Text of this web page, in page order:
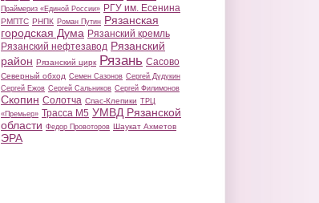
Праймериз «Единой России» РГУ им. Есенина
РМПТС РНПК Роман Путин Рязанская
городская Дума Рязанский кремль
Рязанский нефтезавод Рязанский
район Рязанский цирк Рязань Сасово
Северный обход Семен Сазонов Сергей Дудукин
Сергей Ежов Сергей Сальников Сергей Филимонов
Скопин Солотча Спас-Клепики ТРЦ
«Премьер» Трасса М5 УМВД Рязанской
области Федор Провоторов Шаукат Ахметов
ЭРА